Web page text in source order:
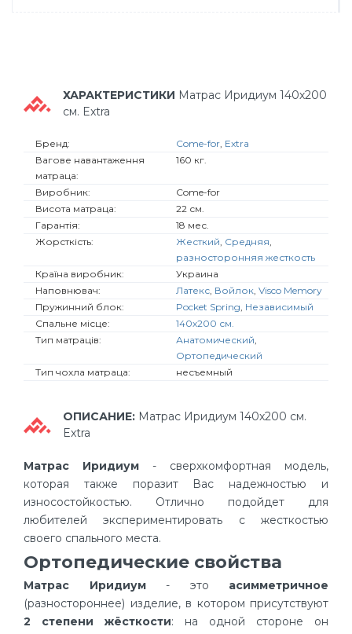
ХАРАКТЕРИСТИКИ Матрас Иридиум 140х200
см. Extra
Бренд: Come-for, Extra
Вагове навантаження
матраца:
160 кг.
Виробник:
Come-for
Висота матраца:
22 см.
Гарантія:
18 мес.
Жорсткість:
Жесткий, Средняя,
разносторонняя жесткость
Країна виробник:
Украина
Наповнювач:
Латекс, Войлок, Visco Memory
Пружинний блок:
Pocket Spring, Независимый
Спальне місце:
140х200 см.
Тип матраців:
Анатомический,
Ортопедический
Тип чохла матраца:
несъемный
ОПИСАНИЕ: Матрас Иридиум 140х200 см.
Extra
Матрас Иридиум - сверхкомфортная модель,
которая также поразит Вас надежностью и
износостойкостью. Отлично подойдет для
любителей экспериментировать с жесткостью
своего спального места.
Ортопедические свойства
Матрас Иридиум- это асимметричное
(разностороннее) изделие, в котором присутствуют
2 степени жёсткости: на одной стороне он